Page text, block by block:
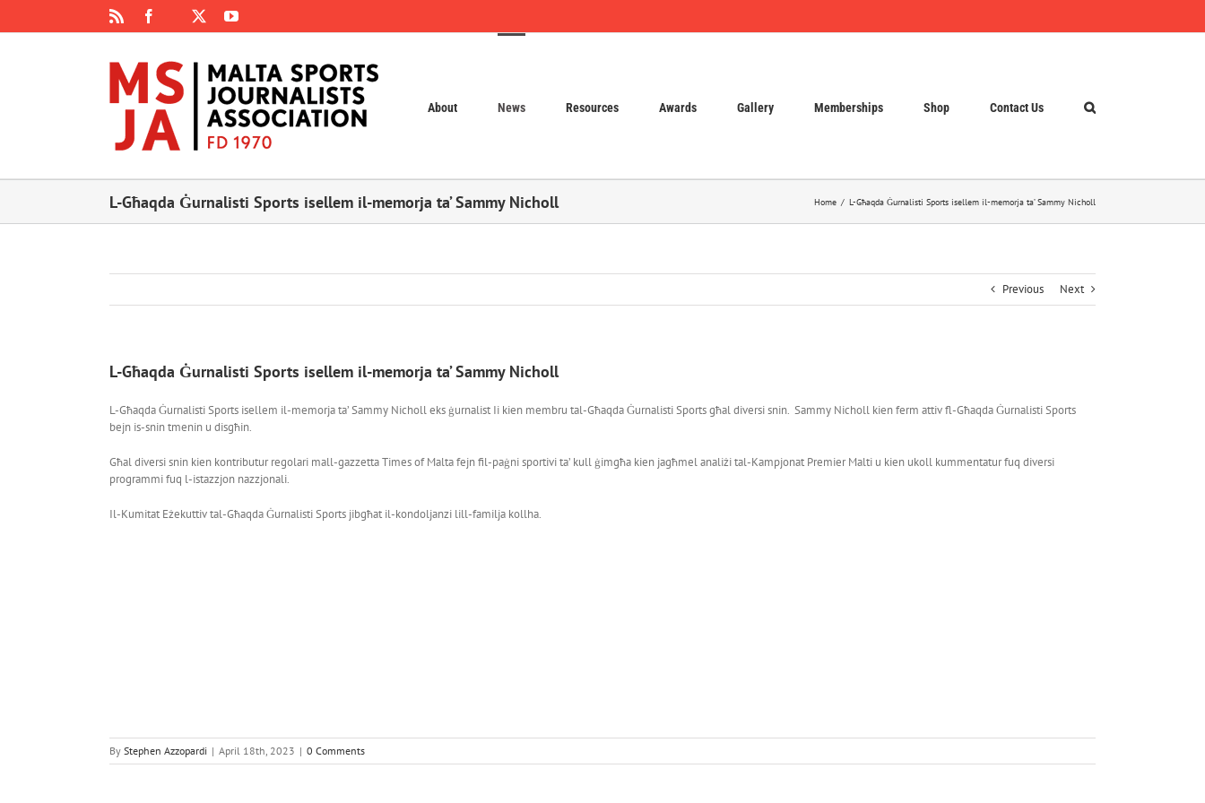
Facebook
Instagram YouTube
About News Resources Awards Gallery Memberships Shop Contact Us
L-Għaqda Ġurnalisti Sports isellem il-memorja ta’ Sammy Nicholl Home L-Għaqda Ġurnalisti Sports isellem il-memorja ta’ Sammy Nicholl
Previous Next
L-Għaqda Ġurnalisti Sports isellem il-memorja ta’ Sammy Nicholl
L-Għaqda Ġurnalisti Sports isellem il-memorja ta’ Sammy Nicholl eks ġurnalist Ii kien membru tal-Għaqda Ġurnalisti Sports għal diversi snin. Sammy Nicholl kien ferm attiv fl-Għaqda Ġurnalisti Sports
bejn is-snin tmenin u disgħin.
Għal diversi snin kien kontributur regolari mall-gazzetta Times of Malta fejn fil-paġni sportivi ta’ kull ġimgħa kien jagħmel analiżi tal-Kampjonat Premier Malti u kien ukoll kummentatur fuq diversi
programmi fuq l-istazzjon nazzjonali.
Il-Kumitat Eżekuttiv tal-Għaqda Ġurnalisti Sports jibgħat il-kondoljanzi lill-familja kollha.
By Stephen Azzopardi | April 18th, 2023 | 0 Comments